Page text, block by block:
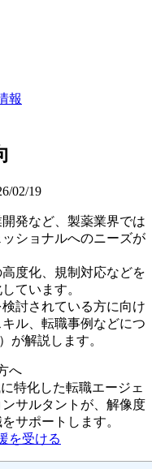
報
02/19
発など、製薬業界では
ショナルへのニーズが
度化、規制対応などを
ています。
討されている方に向け
ル、転職事例などにつ
が解説します。
へ
特化した転職エージェ
サルタントが、解像度
サポートします。
を受ける